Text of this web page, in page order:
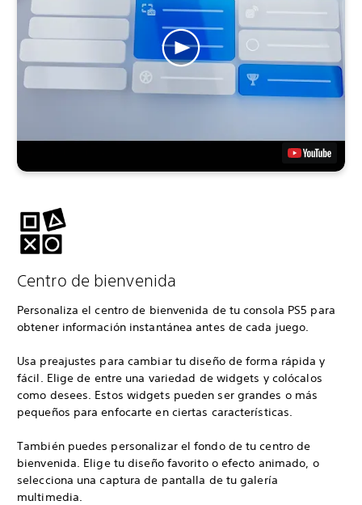
Centro de bienvenida
Personaliza el centro de bienvenida de tu consola PS5 para
obtener información instantánea antes de cada juego.
Usa preajustes para cambiar tu diseño de forma rápida y
fácil. Elige de entre una variedad de widgets y colócalos
como desees. Estos widgets pueden ser grandes o más
pequeños para enfocarte en ciertas características.
También puedes personalizar el fondo de tu centro de
bienvenida. Elige tu diseño favorito o efecto animado, o
selecciona una captura de pantalla de tu galería
multimedia.